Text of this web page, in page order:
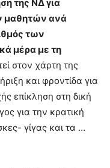
της ΝΔ για
μαθητών ανά
των
μέρα με τη
στον χάρτη της
και φροντίδα για
επίκληση στη δική
για την κρατική
γίγας και τα …